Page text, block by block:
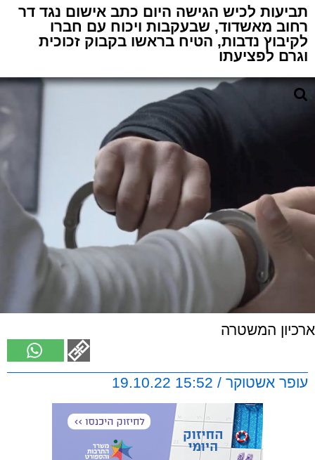
תביעות לכיש הגישה היום כתב אישום נגד דר
רחוב מאשדוד, שבעקבות ויכוח עם חברו
לקיבוץ נדבות, הטיח בראשו בקבוק זכוכית
וגרם לפציעתו
ארכיון המשטרה
עופר אשטוקר / 15:52 19.10.22